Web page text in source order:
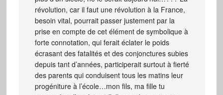
révolution, car il faut une révolution à la France,
besoin vital, pourrait passer justement par la
prise en compte de cet élément de symbolique à
forte connotation, qui ferait éclater le poids
écrasant des fatalités et des conjonctures subies
depuis tant d’années, participerait surtout à fierté
des parents qui conduisent tous les matins leur
progéniture à l’école…mon fils, ma fille tu